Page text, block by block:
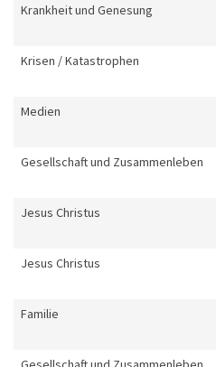
Krankheit und Genesung
Krisen / Katastrophen
Medien
Gesellschaft und Zusammenleben
Jesus Christus
Jesus Christus
Familie